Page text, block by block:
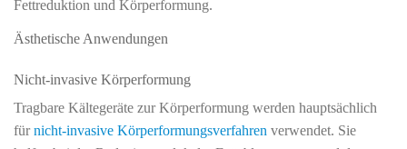
Fettreduktion und Körperformung.
Ästhetische Anwendungen
Nicht-invasive Körperformung
Tragbare Kältegeräte zur Körperformung werden hauptsächlich
fürnicht-invasive Körperformungsverfahren verwendet. Sie